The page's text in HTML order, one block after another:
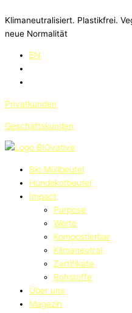
Inhalt
springen
Klimaneutralisiert. Plastikfrei.
neue Normalität
EN
Privatkunden
Geschäftskunden
Bio Müllbeutel
Hundekotbeutel
Impact
Purpose
Werte
Kompostierbar
Klimaneutral
Zertifikate
Rohstoffe
Über uns
Magazin